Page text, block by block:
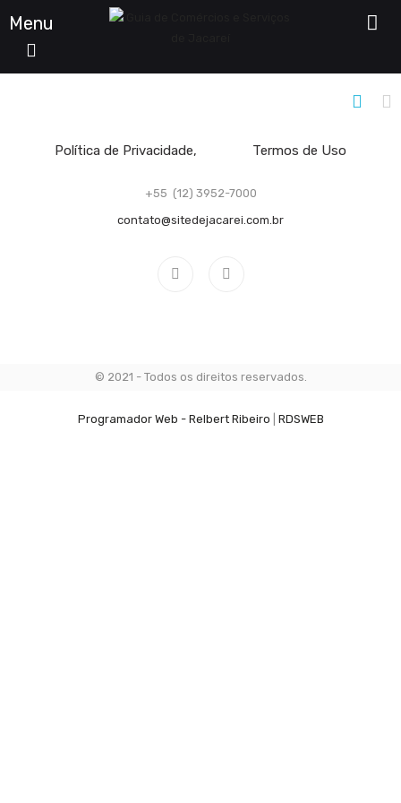
Menu
Filtro De Listagens
Política de Privacidade Termos de Uso
+55 (12) 3952-7000
contato@sitedejacarei.com.br
© 2021 - Todos os direitos reservados.
Programador Web - Relbert Ribeiro RDSWEB